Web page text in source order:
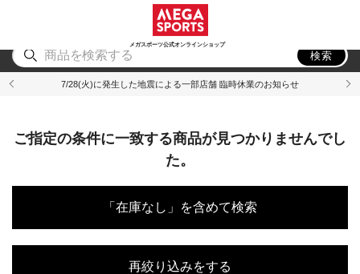
メガスポーツ公式オンラインショップ
アウトドア
検索
7/28(火)に発生した地震による一部店舗 臨時休業のお知らせ
ご指定の条件に一致する商品が見つかりませんでし
た。
「在庫なし」を含めて検索
再絞り込みをする